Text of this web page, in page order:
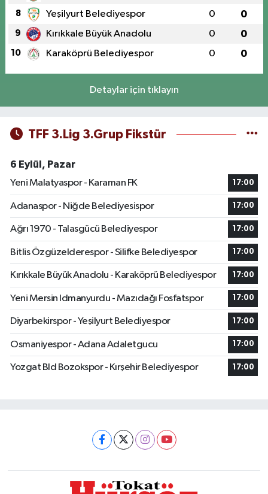
8 Yeşilyurt Belediyespor 0 0
9 Kırıkkale Büyük Anadolu 0 0
10 Karaköprü Belediyespor 0 0
Detaylar için tıklayın
TFF 3.Lig 3.Grup Fikstür
6 Eylül, Pazar
Yeni Malatyaspor - Karaman FK
17:00
Adanaspor - Niğde Belediyesispor 17:00
Ağrı 1970 - Talasgücü Belediyespor 17:00
Bitlis Özgüzelderespor - Silifke Belediyespor 17:00
Kırıkkale Büyük Anadolu - Karaköprü Belediyespor 17:00
Yeni Mersin Idmanyurdu - Mazıdağı Fosfatspor 17:00
Diyarbekirspor - Yeşilyurt Belediyespor 17:00
Osmaniyespor - Adana Adaletgucu 17:00
Yozgat Bld Bozokspor - Kırşehir Belediyespor 17:00